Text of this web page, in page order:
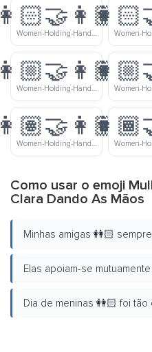
Women-Holding-Hands-Light-Skin-Tone-Medium-Dark-Skin-Tone
Women-Holding-Hands-Medium-Light-Skin-Tone-Medium-Dark-Skin-Tone
Women-Holding-Hands-Medium-Skin-Tone-Dark-Skin-Tone
Como usar o emoji
Clara Dando As Mãos
Minhas amigas 👭🏻
Elas apoiam-se
Dia de meninas 👭🏻 foi tão